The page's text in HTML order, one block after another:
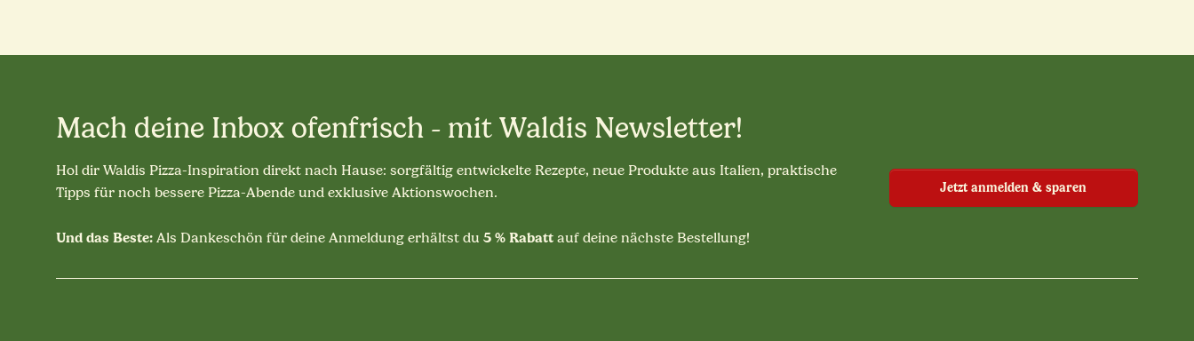
Mach deine Inbox ofenfrisch - mit Waldis Newsletter!
Hol dir Waldis Pizza-Inspiration direkt nach Hause: sorgfältig entwickelte Rezepte, neue Produkte aus Italien, praktische
Tipps für noch bessere Pizza-Abende und exklusive Aktionswochen.
Und das Beste: Als Dankeschön für deine Anmeldung erhältst du 5 % Rabatt auf deine nächste Bestellung!
Jetzt anmelden & sparen